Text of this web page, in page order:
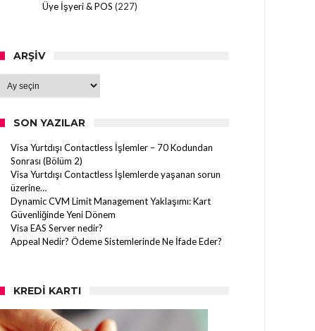
Üye İşyeri & POS (227)
ARŞIV
SON YAZILAR
Visa Yurtdışı Contactless İşlemler – 70 Kodundan
Sonrası (Bölüm 2)
Visa Yurtdışı Contactless İşlemlerde yaşanan sorun
üzerine…
Dynamic CVM Limit Management Yaklaşımı: Kart
Güvenliğinde Yeni Dönem
Visa EAS Server nedir?
Appeal Nedir? Ödeme Sistemlerinde Ne İfade Eder?
KREDI KARTI